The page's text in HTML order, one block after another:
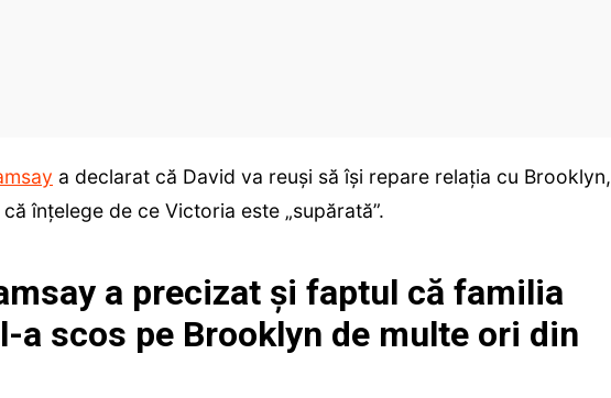
a declarat că David va reuși să își repare relația cu Brooklyn,
înțelege de ce Victoria este „supărată”.
a precizat și faptul că familia
a scos pe Brooklyn de multe ori din